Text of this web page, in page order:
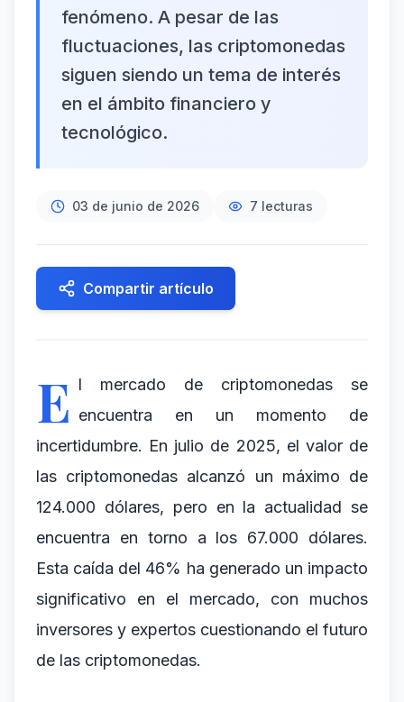
fenómeno. A pesar de las
fluctuaciones, las criptomonedas
siguen siendo un tema de interés
en el ámbito financiero y
tecnológico.
03 de junio de 2026 7 lecturas
Compartir artículo
E l mercado de criptomonedas se
encuentra en un momento de
incertidumbre. En julio de 2025, el valor de
las criptomonedas alcanzó un máximo de
124.000 dólares, pero en la actualidad se
encuentra en torno a los 67.000 dólares.
Esta caída del 46% ha generado un impacto
significativo en el mercado, con muchos
inversores y expertos cuestionando el futuro
de las criptomonedas.